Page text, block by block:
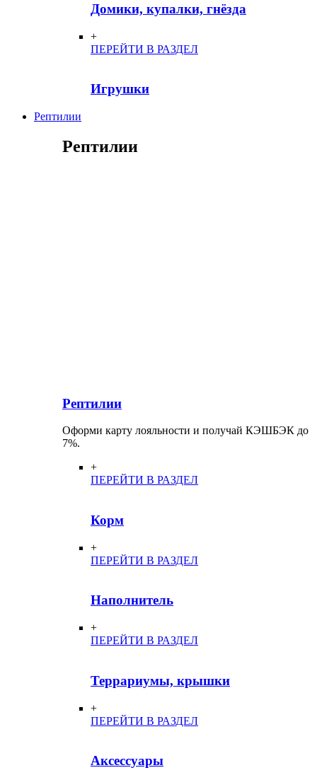
Домики, купалки, гнёзда
+
ПЕРЕЙТИ В РАЗДЕЛ
Игрушки
Рептилии
Рептилии
Рептилии
Оформи карту лояльности и получай КЭШБЭК до
7%.
+
ПЕРЕЙТИ В РАЗДЕЛ
Корм
+
ПЕРЕЙТИ В РАЗДЕЛ
Наполнитель
+
ПЕРЕЙТИ В РАЗДЕЛ
Террариумы, крышки
+
ПЕРЕЙТИ В РАЗДЕЛ
Аксессуары